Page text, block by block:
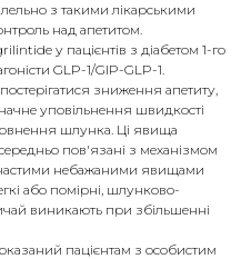
з такими лікарськими
над апетитом.
у пацієнтів з діабетом 1-го
GLP-1/GIP-GLP-1.
зниження апетиту,
уповільнення швидкості
шлунка. Ці явища
пов'язані з механізмом
частими небажаними явищами
або помірні, шлунково-
виникають при збільшенні
пацієнтам з особистим